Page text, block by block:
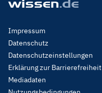
Footer
Menu
Legal
Impressum
Datenschutz
Datenschutzeinstellungen
Erklärung zur Barrierefreiheit
Mediadaten